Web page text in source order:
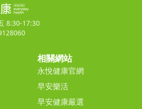
8:30-17:30
相關網站
永悅健康官網
早安樂活
早安健康嚴選